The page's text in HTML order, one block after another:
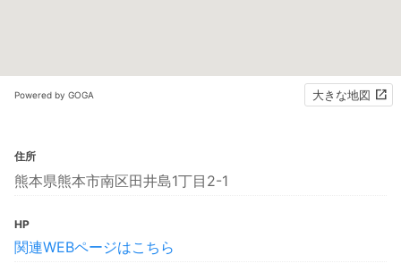
Powered by GOGA 大きな地図
住所
熊本県熊本市南区田井島1丁目2-1
HP
関連WEBページはこちら